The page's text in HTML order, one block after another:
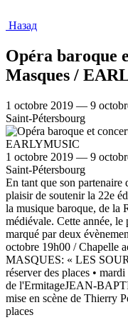
Назад
Opéra baroque
Masques /
1 octobre 2019 — 9
Saint-Pétersbourg
1 octobre 2019 — 9
Saint-Pétersbourg
En tant que son
plaisir de soutenir la 22e
la musique baroque, de la
médiévale. Cette année,
marqué par deux
octobre 19h00 / Chapelle
MASQUES: « LES
réserver des places •
de l'ErmitageJEAN-
mise en scène de Thierry
places